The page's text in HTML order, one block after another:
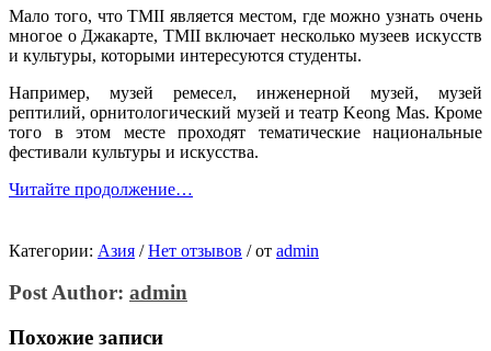
Мало того, что TMII является местом, где можно узнать очень
многое о Джакарте, TMII включает несколько музеев искусств
и культуры, которыми интересуются студенты.
Например, музей ремесел, инженерной музей, музей
рептилий, орнитологический музей и театр Keong Mas. Кроме
того в этом месте проходят тематические национальные
фестивали культуры и искусства.
Читайте продолжение…
Категории: Азия / Нет отзывов /от admin
Post Author: admin
Похожие записи